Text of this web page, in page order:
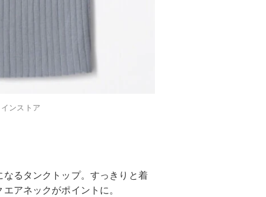
ンストア
るタンクトップ。すっきりと着
アネックがポイントに。